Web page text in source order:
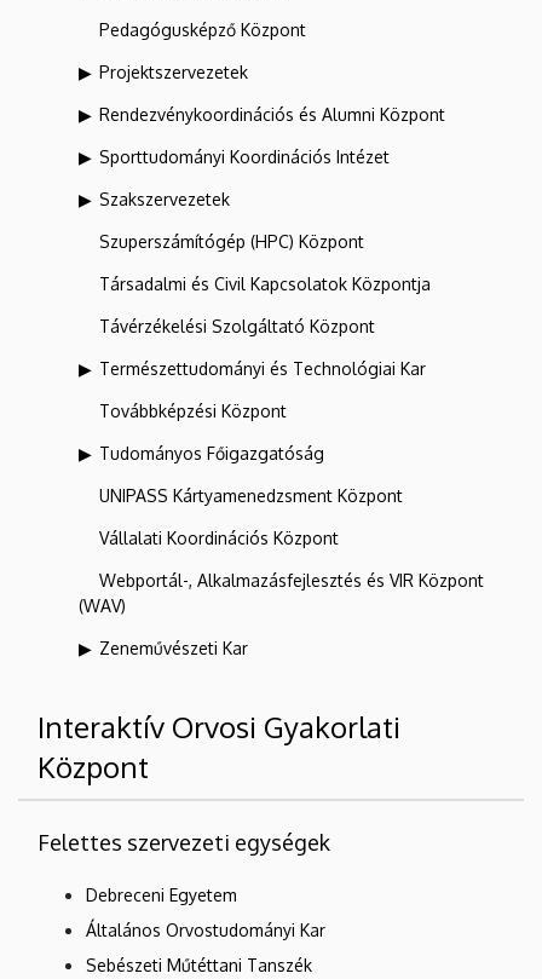
Pedagógusképző Központ
Projektszervezetek
Rendezvénykoordinációs és Alumni Központ
Sporttudományi Koordinációs Intézet
Szakszervezetek
Szuperszámítógép (HPC) Központ
Társadalmi és Civil Kapcsolatok Központja
Távérzékelési Szolgáltató Központ
Természettudományi és Technológiai Kar
Továbbképzési Központ
Tudományos Főigazgatóság
UNIPASS Kártyamenedzsment Központ
Vállalati Koordinációs Központ
Webportál-, Alkalmazásfejlesztés és VIR Központ
(WAV)
Zeneművészeti Kar
Interaktív Orvosi Gyakorlati
Központ
Felettes szervezeti egységek
Debreceni Egyetem
Általános Orvostudományi Kar
Sebészeti Műtéttani Tanszék